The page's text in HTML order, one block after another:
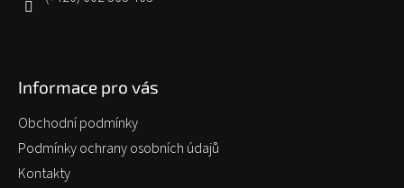
Informace pro vás
Obchodní podmínky
Podmínky ochrany osobních údajů
Kontakty